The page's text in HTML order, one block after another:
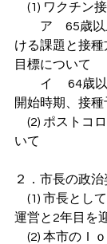
(1) ワクチン
ア　65歳以
ける課題と接
目標について
イ 　64歳以
開始時期、接
(2) ポストコ
いて
２．市長の政
(1) 市長とし
運営と2年目を
(2) 本市のＩ